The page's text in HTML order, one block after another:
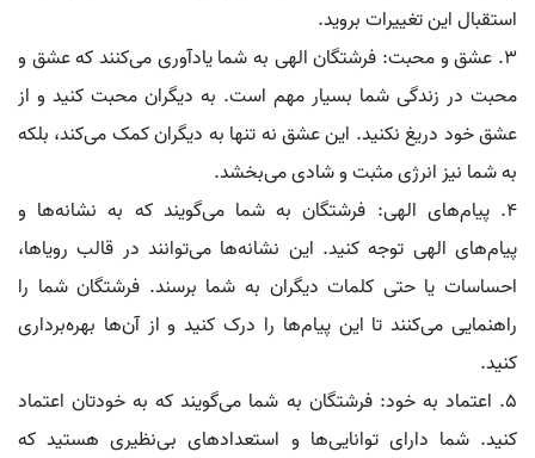
استقبال این تغییرات بروید.
3. عشق و محبت: فرشتگان الهی به شما یادآوری می‌کنند که عشق و
محبت در زندگی شما بسیار مهم است. به دیگران محبت کنید و از
عشق خود دریغ نکنید. این عشق نه تنها به دیگران کمک می‌کند، بلکه
به شما نیز انرژی مثبت و شادی می‌بخشد.
4. پیام‌های الهی: فرشتگان به شما می‌گویند که به نشانه‌ها و
پیام‌های الهی توجه کنید. این نشانه‌ها می‌توانند در قالب رویاها،
احساسات یا حتی کلمات دیگران به شما برسند. فرشتگان شما را
راهنمایی می‌کنند تا این پیام‌ها را درک کنید و از آن‌ها بهره‌برداری
کنید.
5. اعتماد به خود: فرشتگان به شما می‌گویند که به خودتان اعتماد
کنید. شما دارای توانایی‌ها و استعدادهای بی‌نظیری هستید که